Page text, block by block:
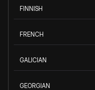
FINNISH
FRENCH
GALICIAN
GEORGIAN